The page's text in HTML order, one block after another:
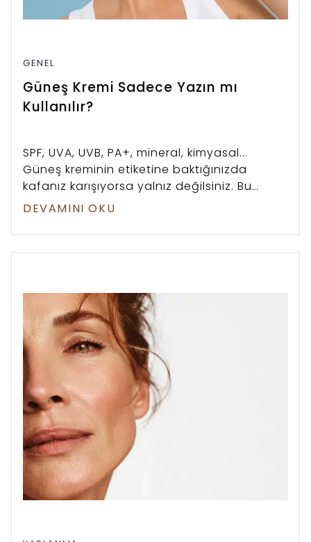
GENEL
Güneş Kremi Sadece Yazın mı
Kullanılır?
SPF, UVA, UVB, PA+, mineral, kimyasal...
Güneş kreminin etiketine baktığınızda
kafanız karışıyorsa yalnız değilsiniz. Bu
rehberde bilmeniz gereken her şeyi, bilim
DEVAMINI OKU